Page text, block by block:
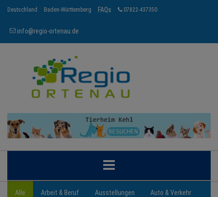
Deutschland Baden-Württemberg FAQs 07822-437350
info@regio-ortenau.de
ORTENAU
Alle Arbeit & Beruf Ausstellungen Auto & Verkehr